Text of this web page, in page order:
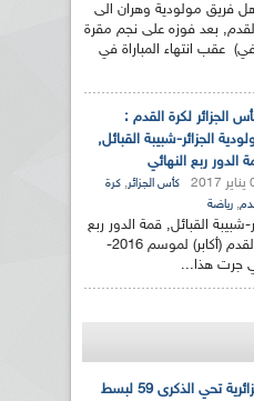
فريق مولودية وهران الى
بعد فوزه على نجم مقرة
الاضافي) عقب انتهاء المباراة في
الجزائر لكرة القدم :
الجزائر-شبيبة القبائل,
الدور ربع النهائي
كأس الجزائر, كرة
, رياضة
شبيبة القبائل, قمة الدور ربع
النهائي لكأس الجزائرفي كرة القدم (أكابر) لموسم 2016-
الإذاعة الجزائرية تحي الذكرى 59 لبسط